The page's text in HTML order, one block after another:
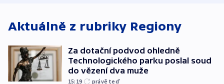
Aktuálně z rubriky Regiony
Za dotační podvod ohledně
Technologického parku poslal soud
do vězení dva muže
15:19 právě teď